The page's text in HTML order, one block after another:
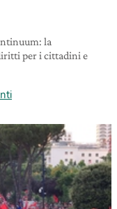
la
per i cittadini e